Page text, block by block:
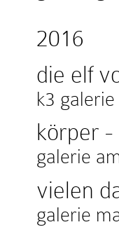
2016
die elf
k3
körper -
galerie
vielen
galerie